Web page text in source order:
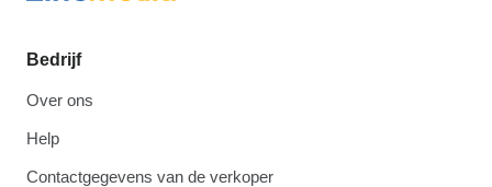
Bedrijf
Over ons
Help
Contactgegevens van de verkoper